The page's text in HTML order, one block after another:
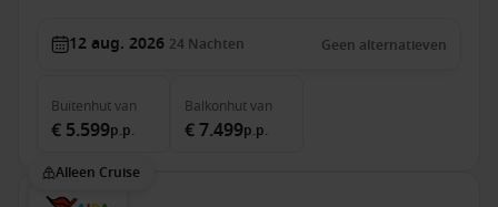
12 aug. 2026 24 Nachten Geen alternatieven
Buitenhutvan
€ 5.599p.p.
Balkonhutvan
€ 7.499p.p.
Alleen Cruise